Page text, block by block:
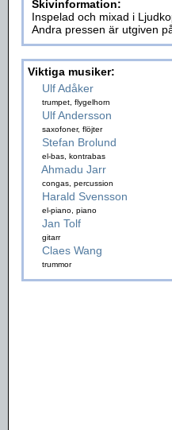
Skivinformation:
Inspelad och mixad i
Andra pressen är utgiven
Viktiga musiker:
Ulf Adåker
trumpet, flygelhorn
Ulf Andersson
saxofoner, flöjter
Stefan Brolund
el-bas, kontrabas
Ahmadu Jarr
congas, percussion
Harald Svensson
el-piano, piano
Jan Tolf
gitarr
Claes Wang
trummor